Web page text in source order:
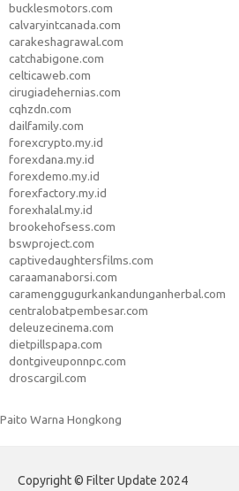
bucklesmotors.com
calvaryintcanada.com
carakeshagrawal.com
catchabigone.com
celticaweb.com
cirugiadehernias.com
cqhzdn.com
dailfamily.com
forexcrypto.my.id
forexdana.my.id
forexdemo.my.id
forexfactory.my.id
forexhalal.my.id
brookehofsess.com
bswproject.com
captivedaughtersfilms.com
caraamanaborsi.com
caramenggugurkankandunganherbal.com
centralobatpembesar.com
deleuzecinema.com
dietpillspapa.com
dontgiveuponnpc.com
droscargil.com
Paito Warna Hongkong
Copyright © Filter Update 2024